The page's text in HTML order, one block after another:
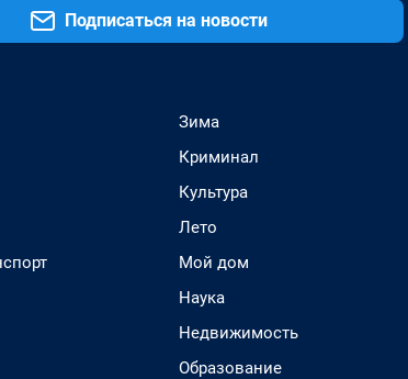
Подписаться на новости
Зима
Криминал
Культура
Лето
Мой дом
Наука
Недвижимость
Образование